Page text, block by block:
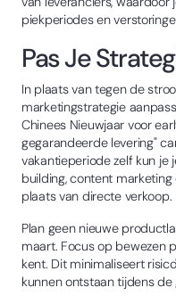
piekperiodes en
Pas Je
In plaats van tegen de
marketingstrategie
Chinees Nieuwjaar voor
gegarandeerde levering"
vakantieperiode zelf kun je
building, content
plaats van directe verkoop.
Plan geen nieuwe
maart. Focus op bewezen
kent. Dit minimaliseert
kunnen ontstaan tijdens